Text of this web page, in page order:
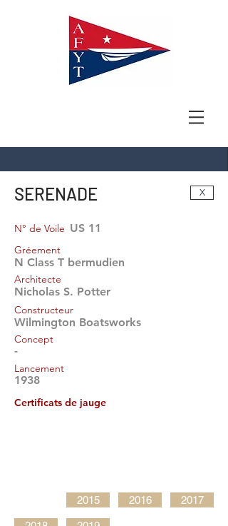
SERENADE X
US 11
N° de Voile
Gréement
N Class T bermudien
Architecte
Nicholas S. Potter
Constructeur
Wilmington Boatsworks
Concept
-
Lancement
1938
Certificats de jauge
2015 2016 2017